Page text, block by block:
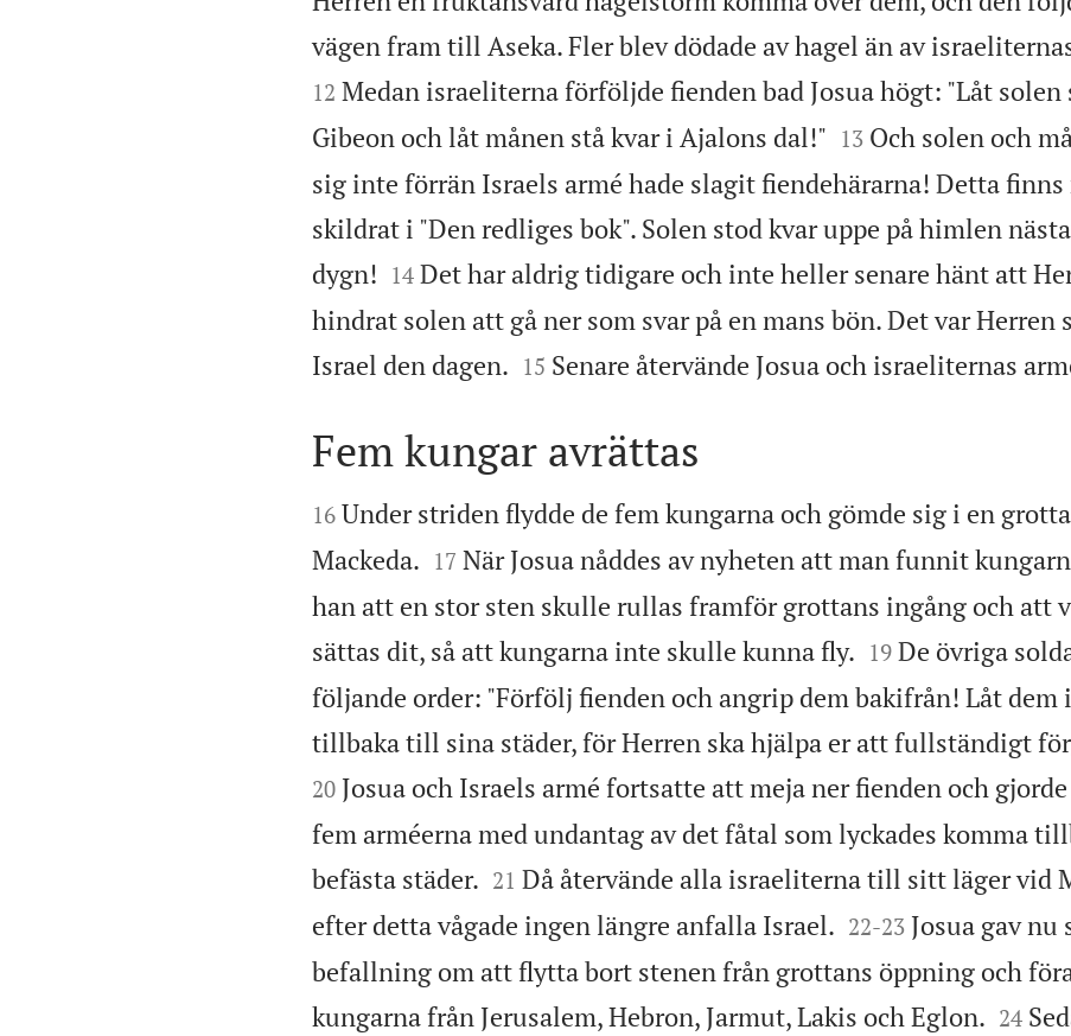
vägen fram till Aseka. Fler blev dödade av hagel än av
12 Medan israeliterna förföljde fienden bad Josua högt: "Låt
Gibeon och låt månen stå kvar i Ajalons dal!"
13 Och solen och
sig inte förrän Israels armé hade slagit fiendehärarna! Detta finns
skildrat i "Den redliges bok". Solen stod kvar uppe på himlen
dygn!
14 Det har aldrig tidigare och inte heller senare hänt att
hindrat solen att gå ner som svar på en mans bön. Det var Herren
Israel den dagen.
15 Senare återvände Josua och israeliternas

Fem kungar avrättas

16 Under striden flydde de fem kungarna och gömde sig i en
Mackeda.
17 När Josua nåddes av nyheten att man funnit
han att en stor sten skulle rullas framför grottans ingång och att
sättas dit, så att kungarna inte skulle kunna fly.
19 De övriga
följande order: "Förfölj fienden och angrip dem bakifrån! Låt dem
tillbaka till sina städer, för Herren ska hjälpa er att fullständigt
20 Josua och Israels armé fortsatte att meja ner fienden och
fem arméerna med undantag av det fåtal som lyckades komma
befästa städer.
21 Då återvände alla israeliterna till sitt läger vid
efter detta vågade ingen längre anfalla Israel.
22-23 Josua gav nu
befallning om att flytta bort stenen från grottans öppning och
kungarna från Jerusalem, Hebron, Jarmut, Lakis och Eglon.
24